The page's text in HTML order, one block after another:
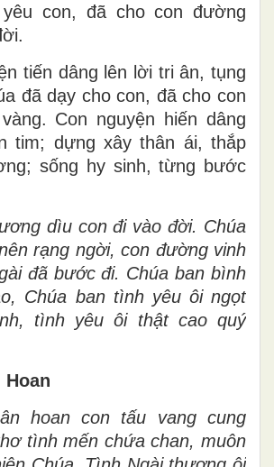
con, đã cho con đường
tiến dâng lên lời tri ân, tụng
đã dạy cho con, đã cho con
Con nguyện hiến dâng
tim; dựng xây thân ái, thắp
sống hy sinh, từng bước
dìu con đi vào đời. Chúa
rạng ngời, con đường vinh
đã bước đi. Chúa ban bình
Chúa ban tình yêu ôi ngọt
tình yêu ôi thật cao quý
Hoan
hoan con tấu vang cung
tình mến chứa chan, muôn